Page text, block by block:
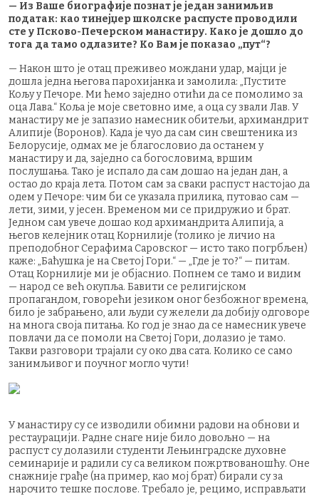
— Из Ваше биографије познат је један занимљив
податак: као тинејџер школске распусте проводили
сте у Псково-Печерском манастиру. Како је дошло до
тога да тамо одлазите? Ко Вам је показао „пут“?
— Након што је отац преживео мождани удар, мајци је
дошла једна његова парохијанка и замолила: „Пустите
Кољу у Печоре. Ми ћемо заједно отићи да се помолимо за
оца Лава.“ Коља је моје световно име, а оца су звали Лав. У
манастиру ме је запазио намесник обитељи, архимандрит
Алипије (Воронов). Када је чуо да сам син свештеника из
Белорусије, одмах ме је благословио да останем у
манастиру и да, заједно са богословима, вршим
послушања. Тако је испало да сам дошао на један дан, а
остао до краја лета. Потом сам за сваки распуст настојао да
одем у Печоре: чим би се указала прилика, путовао сам —
лети, зими, у јесен. Временом ми се придружио и брат.
Једном сам увече дошао код архимандрита Алипија, а
његов келејник отац Корнилије (толико је личио на
преподобног Серафима Саровског — исто тако погрбљен)
каже: „Баћушка је на Светој Гори.“ — „Где је то?“ — питам.
Отац Корнилије ми је објаснио. Попнем се тамо и видим
— народ се већ окупља. Бавити се религијском
пропагандом, говорећи језиком оног безбожног времена,
било је забрањено, али људи су желели да добију одговоре
на многа своја питања. Ко год је знао да се намесник увече
повлачи да се помоли на Светој Гори, долазио је тамо.
Такви разговори трајали су око два сата. Колико се само
занимљивог и поучног могло чути!
У манастиру су се изводили обимни радови на обнови и
рестаурацији. Радне снаге није било довољно — на
распуст су долазили студенти Лењинградске духовне
семинарије и радили су са великом пожртвованошћу. Оне
снажније грађе (на пример, као мој брат) бирали су за
нарочито тешке послове. Требало је, рецимо, исправљати